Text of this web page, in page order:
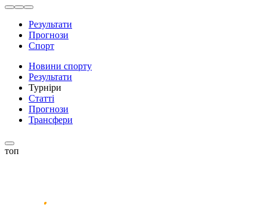
Результати
Прогнози
Спорт
Новини спорту
Результати
Турніри
Статті
Прогнози
Трансфери
топ